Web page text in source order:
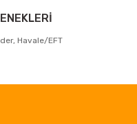
Havale/EFT